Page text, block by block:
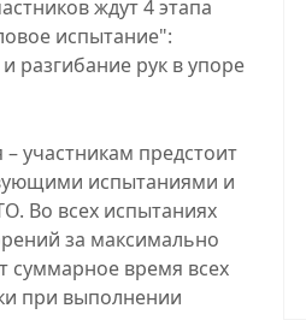
ждут 4 этапа
испытание":
разгибание рук в упоре
участникам предстоит
испытаниями и
Во всех испытаниях
за максимально
суммарное время всех
при выполнении